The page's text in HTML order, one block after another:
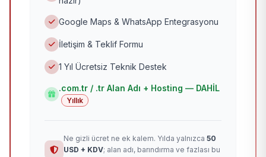
Google Maps & WhatsApp Entegrasyonu
İletişim & Teklif Formu
1 Yıl Ücretsiz Teknik Destek
.com.tr / .tr Alan Adı + Hosting — DAHİL
Yıllık
Ne gizli ücret ne ek kalem. Yılda yalnızca 50
USD + KDV; alan adı, barındırma ve fazlası bu